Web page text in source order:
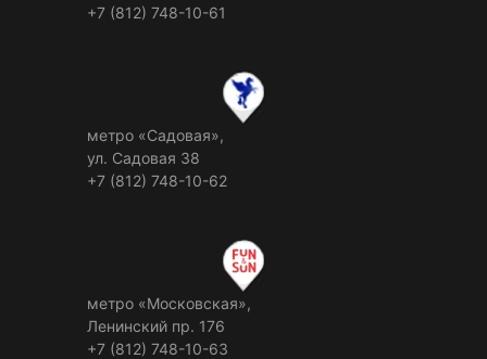
+7 (812) 748-10-61
метро «Садовая»,
ул. Садовая 38
+7 (812) 748-10-62
метро «Московская»,
Ленинский пр. 176
+7 (812) 748-10-63